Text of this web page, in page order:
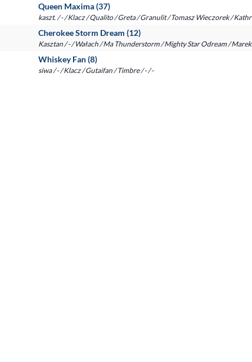
Queen Maxima (37)
kaszt. / - / Klacz / Qualito / Greta / Granulit / Tomasz Wieczorek /
Cherokee Storm Dream (12)
Kasztan / - / Wałach / Ma Thunderstorm / Mighty Star Odream /
Whiskey Fan (8)
siwa / - / Klacz / Gutaifan / Timbre / - / -